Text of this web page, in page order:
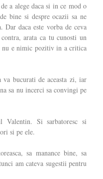
a alege daca si in ce mod o
bine si despre ocazii sa ne
Dar daca este vorba de ceva
arata ca tu cunosti un
nu e nimic pozitiv in a critica
va bucurati de aceasta zi, iar
sa nu incerci sa convingi pe
Valentin. Si sarbatoresc si
si pe ele.
sa manance bine, sa
am cateva sugestii pentru